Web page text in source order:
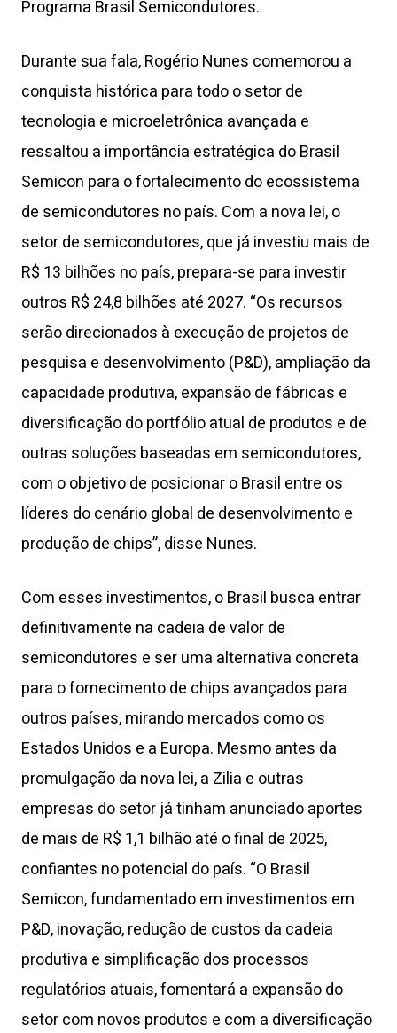
Programa Brasil Semicondutores.
Durante sua fala, Rogério Nunes comemorou a
conquista histórica para todo o setor de
tecnologia e microeletrônica avançada e
ressaltou a importância estratégica do Brasil
Semicon para o fortalecimento do ecossistema
de semicondutores no país. Com a nova lei, o
setor de semicondutores, que já investiu mais de
R$ 13 bilhões no país, prepara-se para investir
outros R$ 24,8 bilhões até 2027. “Os recursos
serão direcionados à execução de projetos de
pesquisa e desenvolvimento (P&D), ampliação da
capacidade produtiva, expansão de fábricas e
diversificação do portfólio atual de produtos e de
outras soluções baseadas em semicondutores,
com o objetivo de posicionar o Brasil entre os
líderes do cenário global de desenvolvimento e
produção de chips”, disse Nunes.
Com esses investimentos, o Brasil busca entrar
definitivamente na cadeia de valor de
semicondutores e ser uma alternativa concreta
para o fornecimento de chips avançados para
outros países, mirando mercados como os
Estados Unidos e a Europa. Mesmo antes da
promulgação da nova lei, a Zilia e outras
empresas do setor já tinham anunciado aportes
de mais de R$ 1,1 bilhão até o final de 2025,
confiantes no potencial do país. “O Brasil
Semicon, fundamentado em investimentos em
P&D, inovação, redução de custos da cadeia
produtiva e simplificação dos processos
regulatórios atuais, fomentará a expansão do
setor com novos produtos e com a diversificação